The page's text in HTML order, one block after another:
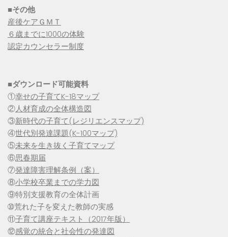
■その他
産後ケアＧＭＴ
６歳までに1000の体験
認定カウンセラー制度
■ダウンロード可能資料
①幸せの子育てK-18マップ
②人材育成の全体構造図
③新時代の子育て(レジリエンスマップ)
④世代別発達課題(K-100マップ)
⑤未来を生き抜く子育てマップ
⑥思春期届
⑦発達障害理解条例（案）
⑧小学校卒業までの学力図
⑨特別支援教育の全体計画
➉荒れた子を変えた教師の実感
⑪子育て講座テキスト（2017年版）
⑫感覚の統合と社会性の発達図